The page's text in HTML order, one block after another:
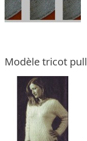
Modèle tricot pull